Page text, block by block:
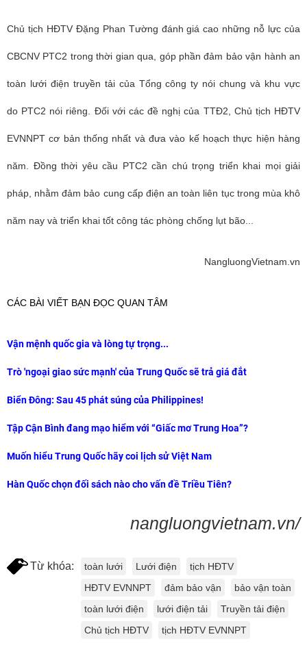
Chủ tịch HĐTV Đặng Phan Tường đánh giá cao những nỗ lực của
CBCNV PTC2 trong thời gian qua, góp phần đảm bảo vận hành an
toàn lưới điện truyền tải của Tổng công ty nói chung và khu vực
do PTC2 nói riêng. Đối với các đề nghị của TTĐ2, Chủ tịch HĐTV
EVNNPT cơ bản thống nhất và đưa vào kế hoạch thực hiện hàng
năm. Đồng thời yêu cầu PTC2 cần chú trọng triển khai mọi giải
pháp, nhằm đảm bảo cung cấp điện an toàn liên tục trong mùa khô
năm nay và triển khai tốt công tác phòng chống lụt bão...
NangluongVietnam.vn
CÁC BÀI VIẾT BẠN ĐỌC QUAN TÂM
Vận mệnh quốc gia và lòng tự trọng...
Trò 'ngoại giao sức mạnh' của Trung Quốc sẽ trả giá đắt
Biển Đông: Sau 45 phát súng của Philippines!
Tập Cận Bình đang mạo hiểm với “Giấc mơ Trung Hoa”?
Muốn hiểu Trung Quốc hãy coi lịch sử Việt Nam
Hàn Quốc chọn đối sách nào cho vấn đề Triều Tiên?
nangluongvietnam.vn/
Từ khóa: toàn lưới Lưới điện
tịch HĐTV
HĐTV EVNNPT
đảm bảo vận
bảo vận toàn
toàn lưới điện
lưới điện tải
Truyền tải điện
Chủ tịch HĐTV
tịch HĐTV EVNNPT